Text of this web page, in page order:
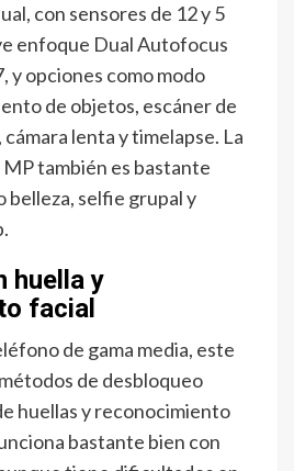
con sensores de 12 y 5
enfoque Dual Autofocus
y opciones como modo
de objetos, escáner de
lenta y timelapse. La
también es bastante
belleza, selfie grupal y
huella y
facial
de gama media, este
de desbloqueo
huellas y reconocimiento
bastante bien con